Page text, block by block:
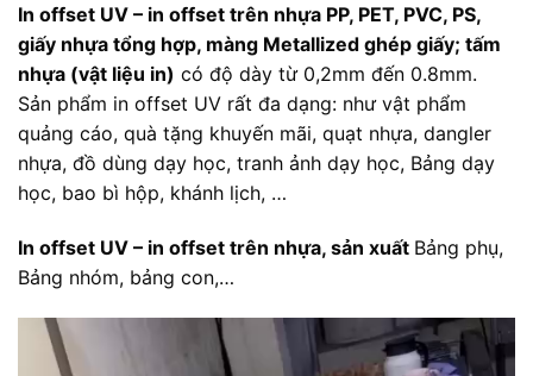
In offset UV – in offset trên nhựa PP, PET, PVC, PS,
giấy nhựa tổng hợp, màng Metallized ghép giấy; tấm
nhựa (vật liệu in) có độ dày từ 0,2mm đến 0.8mm.
Sản phẩm in offset UV rất đa dạng: như vật phẩm
quảng cáo, quà tặng khuyến mãi, quạt nhựa, dangler
nhựa, đồ dùng dạy học, tranh ảnh dạy học, Bảng dạy
học, bao bì hộp, khánh lịch, …
In offset UV – in offset trên nhựa, sản xuất Bảng phụ,
Bảng nhóm, bảng con,…
Trình
chơi